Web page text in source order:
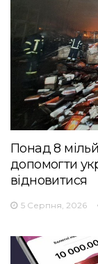
Понад 8
допомогти
відновитися
5 Серпня, 2026